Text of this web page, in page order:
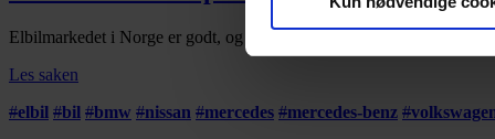
sosiale medier, annonsering
Elbilmarkedet i Norge er godt, og det kommer stadig nye modeller
Les saken
#elbil #bil #bmw #nissan #mercedes #mercedes-benz #